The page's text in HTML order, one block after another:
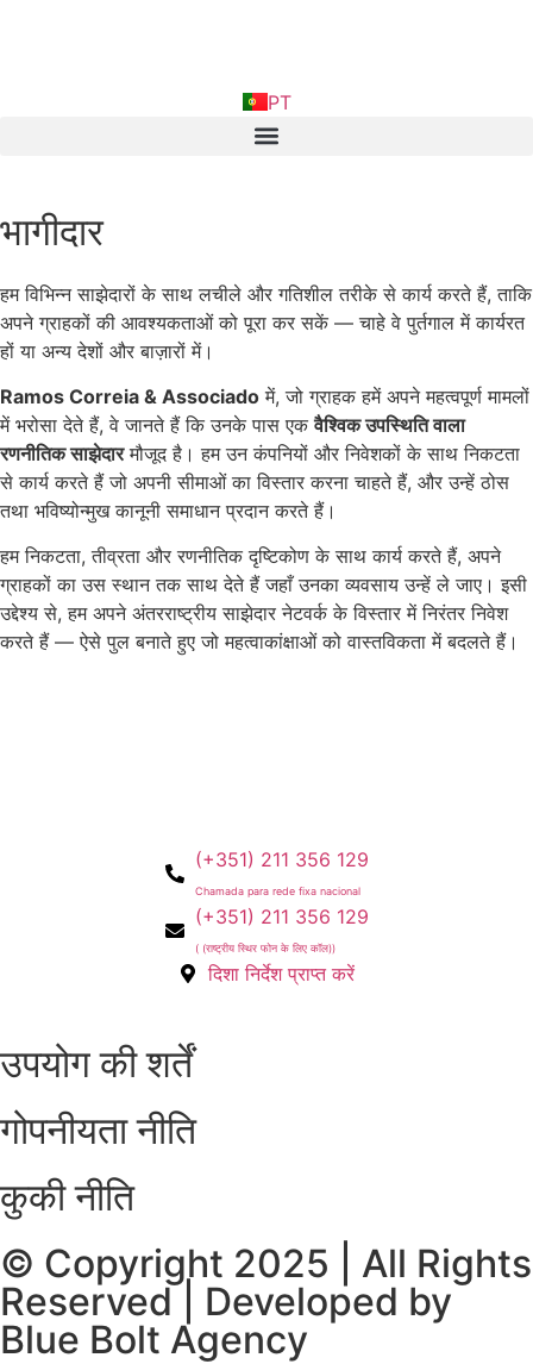
PT
FR
भागीदार
हम विभिन्न साझेदारों के साथ लचीले और गतिशील तरीके से कार्य करते हैं, ताकि
अपने ग्राहकों की आवश्यकताओं को पूरा कर सकें — चाहे वे पुर्तगाल में कार्यरत
हों या अन्य देशों और बाज़ारों में।
Ramos Correia & Associado में, जो ग्राहक हमें अपने महत्वपूर्ण मामलों
में भरोसा देते हैं, वे जानते हैं कि उनके पास एकवैश्विक उपस्थिति वाला
रणनीतिक साझेदारमौजूद है। हम उन कंपनियों और निवेशकों के साथ निकटता
से कार्य करते हैं जो अपनी सीमाओं का विस्तार करना चाहते हैं, और उन्हें ठोस
तथा भविष्योन्मुख कानूनी समाधान प्रदान करते हैं।
हम निकटता, तीव्रता और रणनीतिक दृष्टिकोण के साथ कार्य करते हैं, अपने
ग्राहकों का उस स्थान तक साथ देते हैं जहाँ उनका व्यवसाय उन्हें ले जाए। इसी
उद्देश्य से, हम अपने अंतरराष्ट्रीय साझेदार नेटवर्क के विस्तार में निरंतर निवेश
करते हैं — ऐसे पुल बनाते हुए जो महत्वाकांक्षाओं को वास्तविकता में बदलते हैं।
(+351) 211 356 129
Chamada para rede fixa nacional
(+351) 211 356 129
( (राष्ट्रीय स्थिर फोन के लिए कॉल))
दिशा निर्देश प्राप्त करें
उपयोग की शर्तें
गोपनीयता नीति
कुकी नीति
© Copyright 2025 | All Rights
Reserved | Developed by
Blue Bolt Agency